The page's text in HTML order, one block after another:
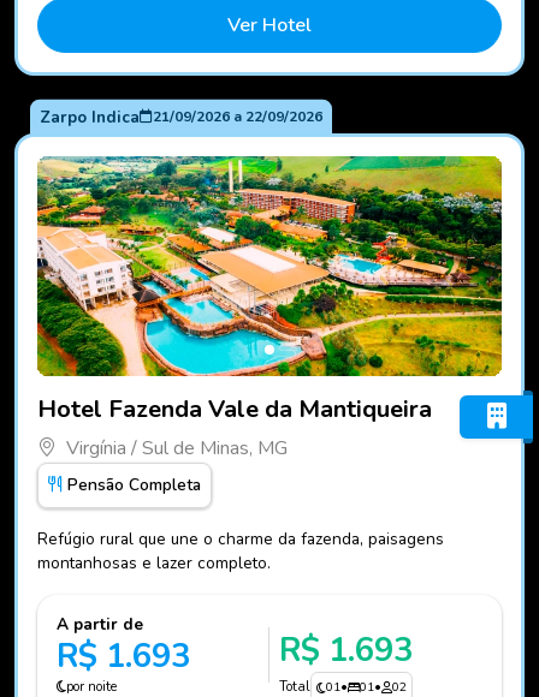
Ver Hotel
Zarpo Indica 21/09/2026a 22/09/2026
Hotel Fazenda Vale da Mantiqueira
Virgínia / Sul de Minas, MG
Pensão Completa
Refúgio rural que une o charme da fazenda, paisagens
montanhosas e lazer completo.
A partir de
R$ 1.693
por noite
R$ 1.693
Total 01• 01• 02